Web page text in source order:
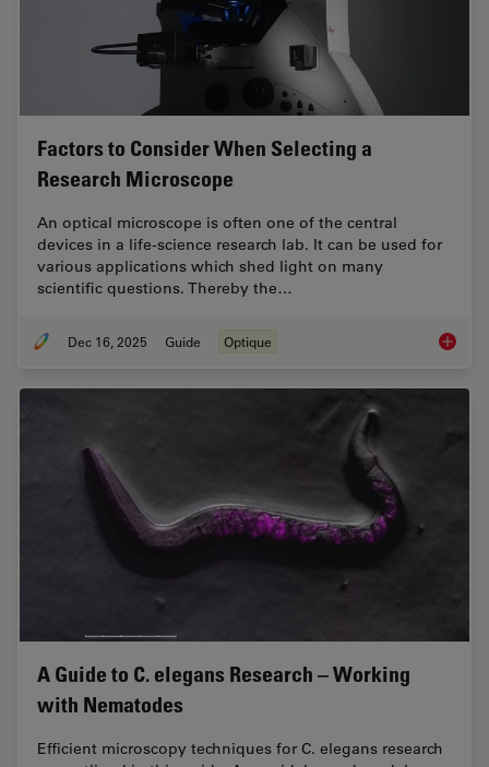
Factors to Consider When Selecting a
Research Microscope
An optical microscope is often one of the central
devices in a life-science research lab. It can be used for
various applications which shed light on many
scientific questions. Thereby the…
Dec 16, 2025 Guide Optique Factors
A Guide to C. elegans Research – Working
with Nematodes
Efficient microscopy techniques for C. elegans research